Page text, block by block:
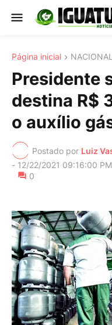
Página inicial NACIONAL
Presidente
destina R$
o auxílio
Postado por Luiz
- 12/22/2021 09:16:00 PM
0